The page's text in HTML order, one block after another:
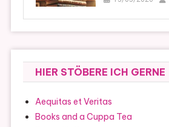
HIER STÖBERE ICH GERNE
Aequitas et Veritas
Books and a Cuppa Tea